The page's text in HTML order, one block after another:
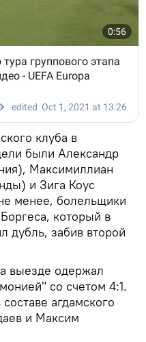
клуба в
были Александр
Максимиллиан
и Зига Коус
менее, болельщики
который в
дубль, забив второй
выезде одержал
со счетом 4:1.
агдамского
и Максим